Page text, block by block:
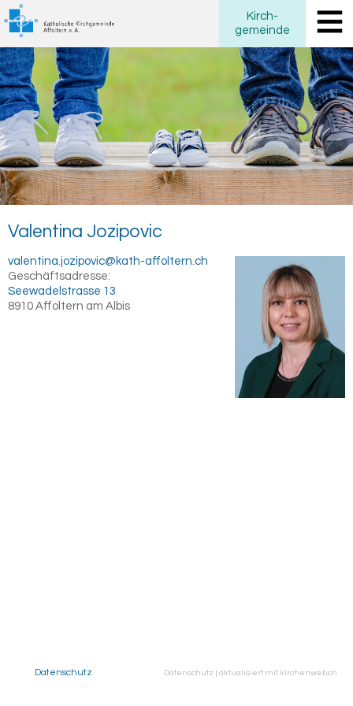
Kirch-
gemeinde
Va­len­ti­na Jo­zi­po­vic
valentina.jozipovic@kath-affoltern.ch
Geschäftsadresse:
Seewadelstrasse 13
8910 Affoltern am Albis
Datenschutz Datenschutz | aktualisiert mit kirchenweb.ch